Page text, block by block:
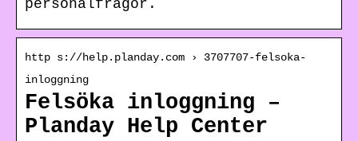
personalfrågor.
http s://help.planday.com › 3707707-felsoka-
inloggning
Felsöka inloggning –
Planday Help Center